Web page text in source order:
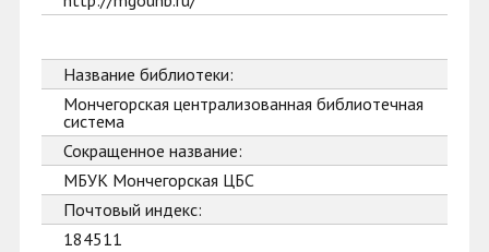
Название библиотеки:
Мончегорская централизованная библиотечная
система
Сокращенное название:
МБУК Мончегорская ЦБС
Почтовый индекс:
184511